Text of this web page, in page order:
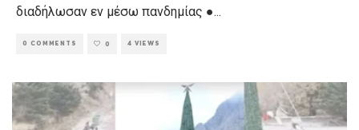
διαδήλωσαν εν μέσω πανδημίας ●...
0 COMMENTS 0 4 VIEWS